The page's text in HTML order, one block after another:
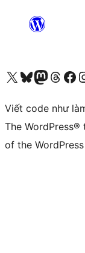
Truy cập tài khoản X (trước đây là Twitter) của chúng tôiVisit our Bluesky account
Visit our Mastodon
Visit ourXem trang Facebook của chúng tôiTruy cập
Viết code như
The
of the